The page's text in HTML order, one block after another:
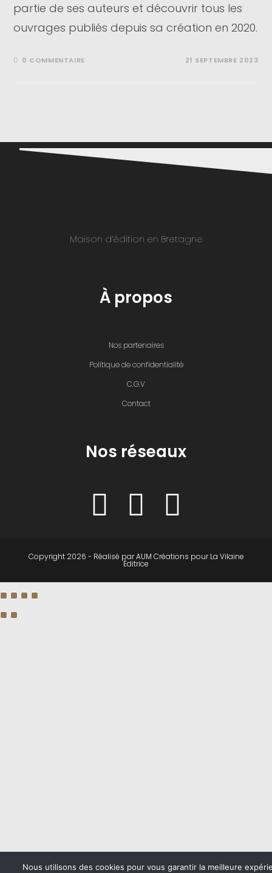
partie de ses auteurs et découvrir tous les
ouvrages publiés depuis sa création en 2020.
0 COMMENTAIRE 21 SEPTEMBRE 2023
Maison d’édition en Bretagne
À propos
Nos partenaires
Politique de confidentialité
C.G.V
Contact
Nos réseaux
Copyright 2026 - Réalisé parAUM Créations pourLa Vilaine
Éditrice
Nous utilisons des cookies pour vous garantir la meilleure